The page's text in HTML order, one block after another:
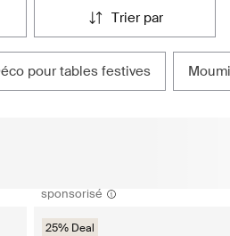
trier par
déco pour tables festives
sponsorisé
25% Deal